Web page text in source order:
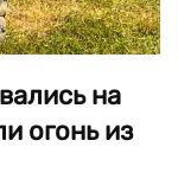
на
огонь из